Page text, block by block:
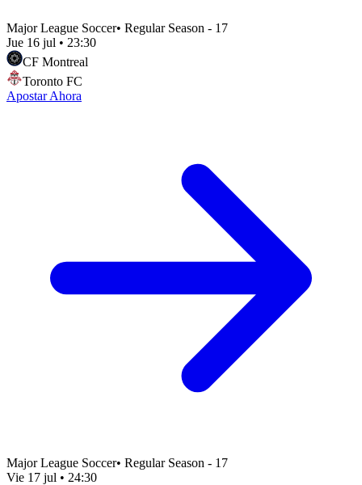
Major League Soccer• Regular Season - 17
Jue 16 jul • 23:30
CF Montreal
Toronto FC
Apostar Ahora
Major League Soccer• Regular Season - 17
Vie 17 jul • 24:30